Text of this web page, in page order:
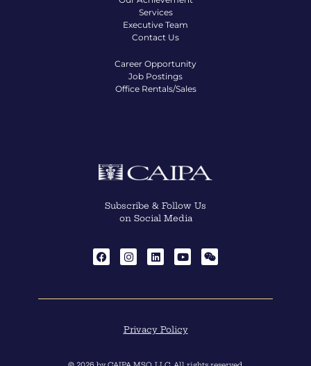
Services
Executive Team
Contact Us
Career Opportunity
Job Postings
Office Rentals/Sales
Subscribe & Follow Us
on Social Media
Privacy Policy